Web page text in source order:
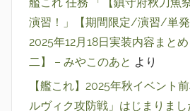
演習！」【期間限定/演習/単発
2025年12月18日実装内容まと
二】 – みやこのあと より
【艦これ】2025年秋イベント
ルヴィク攻防戦」はじまりまし